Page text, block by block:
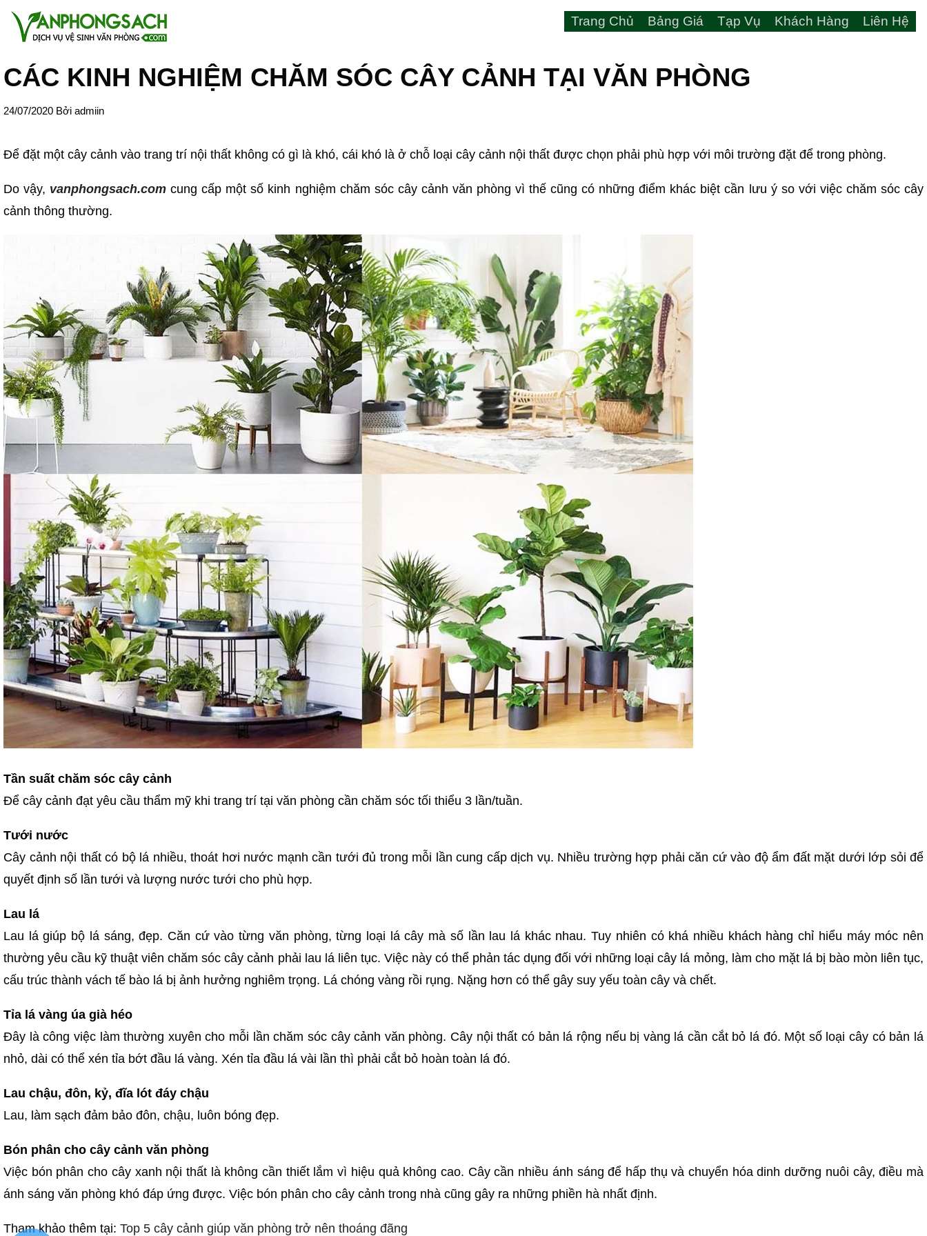
Trang Chủ Bảng Giá Tạp Vụ Khách Hàng Liên Hệ
CÁC KINH NGHIỆM CHĂM SÓC CÂY CẢNH TẠI VĂN PHÒNG
24/07/2020 Bởi admiin
Để đặt một cây cảnh vào trang trí nội thất không có gì là khó, cái khó là ở chỗ loại cây cảnh nội thất được chọn phải phù hợp với môi trường đặt để trong phòng.
Do vậy, vanphongsach.com cung cấp một số kinh nghiệm chăm sóc cây cảnh văn phòng vì thế cũng có những điểm khác biệt cần lưu ý so với việc chăm sóc cây
cảnh thông thường.
Tần suất chăm sóc cây cảnh
Để cây cảnh đạt yêu cầu thẩm mỹ khi trang trí tại văn phòng cần chăm sóc tối thiểu 3 lần/tuần.
Tưới nước
Cây cảnh nội thất có bộ lá nhiều, thoát hơi nước mạnh cần tưới đủ trong mỗi lần cung cấp dịch vụ. Nhiều trường hợp phải căn cứ vào độ ẩm đất mặt dưới lớp sỏi để
quyết định số lần tưới và lượng nước tưới cho phù hợp.
Lau lá
Lau lá giúp bộ lá sáng, đẹp. Căn cứ vào từng văn phòng, từng loại lá cây mà số lần lau lá khác nhau. Tuy nhiên có khá nhiều khách hàng chỉ hiểu máy móc nên
thường yêu cầu kỹ thuật viên chăm sóc cây cảnh phải lau lá liên tục. Việc này có thể phản tác dụng đối với những loại cây lá mỏng, làm cho mặt lá bị bào mòn liên tục,
cấu trúc thành vách tế bào lá bị ảnh hưởng nghiêm trọng. Lá chóng vàng rồi rụng. Nặng hơn có thể gây suy yếu toàn cây và chết.
Tỉa lá vàng úa già héo
Đây là công việc làm thường xuyên cho mỗi lần chăm sóc cây cảnh văn phòng. Cây nội thất có bản lá rộng nếu bị vàng lá cần cắt bỏ lá đó. Một số loại cây có bản lá
nhỏ, dài có thể xén tỉa bớt đầu lá vàng. Xén tỉa đầu lá vài lần thì phải cắt bỏ hoàn toàn lá đó.
Lau chậu, đôn, kỷ, đĩa lót đáy chậu
Lau, làm sạch đảm bảo đôn, chậu, luôn bóng đẹp.
Bón phân cho cây cảnh văn phòng
Việc bón phân cho cây xanh nội thất là không cần thiết lắm vì hiệu quả không cao. Cây cần nhiều ánh sáng để hấp thụ và chuyển hóa dinh dưỡng nuôi cây, điều mà
ánh sáng văn phòng khó đáp ứng được. Việc bón phân cho cây cảnh trong nhà cũng gây ra những phiền hà nhất định.
Tham khảo thêm tại: Top 5 cây cảnh giúp văn phòng trở nên thoáng đãng